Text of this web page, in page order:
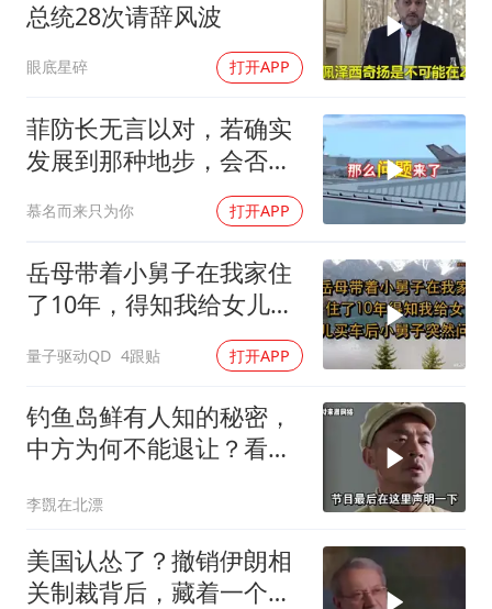
总统28次请辞风波
眼底星碎 打开APP
菲防长无言以对，若确实
发展到那种地步，会否上
慕名而来只为你 打开APP
岳母带着小舅子在我家住
了10年，得知我给女儿买
量子驱动QD 4跟贴 打开APP
钓鱼岛鲜有人知的秘密，
中方为何不能退让？看完
李覴在北漂
美国认怂了？撤销伊朗相
关制裁背后，藏着一个说